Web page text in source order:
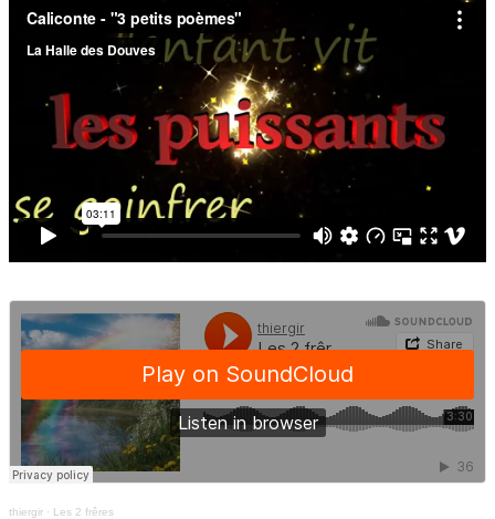
thiergir · Les 2 frêres